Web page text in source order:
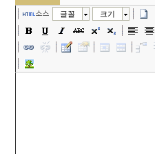
소스 글꼴 크기